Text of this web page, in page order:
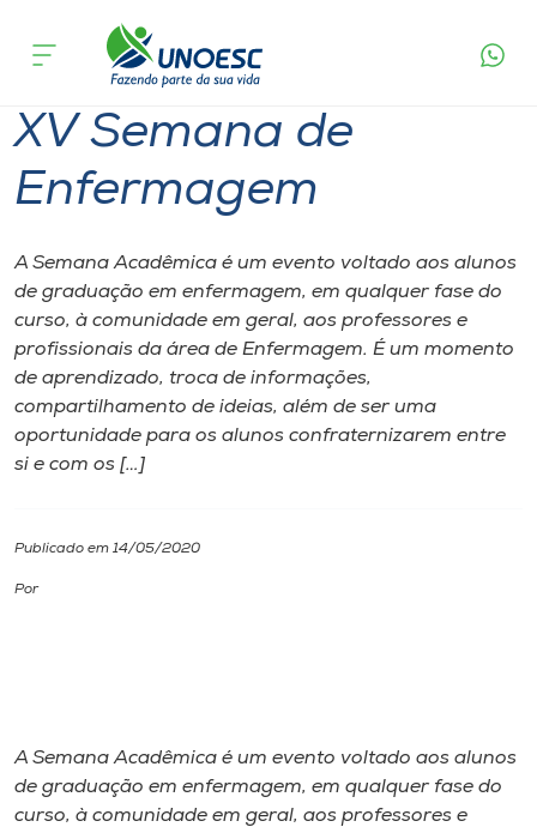
Cursos
Onde estamos
Pesquisa
Atendimento ao Estudante
Portal de Ensino
A
Unoesc
I.nova
CPA
XV Semana de
Enfermagem
A Semana Acadêmica é um evento voltado aos alunos
de graduação em enfermagem, em qualquer fase do
curso, à comunidade em geral, aos professores e
profissionais da área de Enfermagem. É um momento
de aprendizado, troca de informações,
compartilhamento de ideias, além de ser uma
oportunidade para os alunos confraternizarem entre
si e com os […]
Publicado em 14/05/2020
Por
A Semana Acadêmica é um evento voltado aos alunos
de graduação em enfermagem, em qualquer fase do
curso, à comunidade em geral, aos professores e